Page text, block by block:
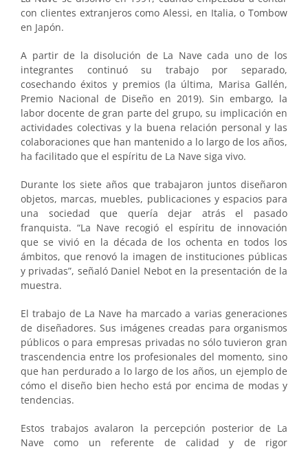
con clientes extranjeros como Alessi, en Italia, o Tombow
en Japón.
A partir de la disolución de La Nave cada uno de los
integrantes continuó su trabajo por separado,
cosechando éxitos y premios (la última, Marisa Gallén,
Premio Nacional de Diseño en 2019). Sin embargo, la
labor docente de gran parte del grupo, su implicación en
actividades colectivas y la buena relación personal y las
colaboracio­nes que han mantenido a lo largo de los años,
ha facilitado que el espíritu de La Nave siga vivo.
Durante los siete años que trabajaron juntos diseñaron
objetos, marcas, muebles, publicaciones y espacios para
una sociedad que quería dejar atrás el pasado
franquista. “La Nave recogió el espíritu de innovación
que se vivió en la década de los ochenta en todos los
ámbitos, que renovó la imagen de instituciones públicas
y privadas”, señaló Daniel Nebot en la presentación de la
muestra.
El trabajo de La Nave ha marcado a varias generaciones
de diseñadores. Sus imáge­nes creadas para organismos
públicos o para empresas privadas no sólo tuvieron gran
tras­cendencia entre los profesionales del momento, sino
que han perdurado a lo largo de los años, un ejemplo de
cómo el diseño bien hecho está por encima de modas y
tenden­cias.
Estos trabajos avalaron la percepción pos­terior de La
Nave como un referente de calidad y de rigor